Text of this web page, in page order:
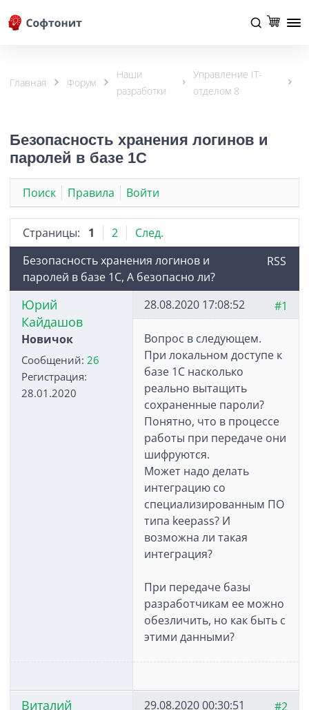
Главная Форум
Наши
разработки
Управление IT-
отделом 8
Безопасность хранения логинов и
паролей в базе 1С
Поиск Правила Войти
Страницы: 1 2
След.
RSS
Безопасность хранения логинов и
паролей в базе 1С, А безопасно ли?
Юрий
Кайдашов
Новичок
Сообщений: 26
Регистрация:
28.01.2020
#1
28.08.2020 17:08:52
Вопрос в следующем.
При локальном доступе к
базе 1С насколько
реально вытащить
сохраненные пароли?
Понятно, что в процессе
работы при передаче они
шифруются.
Может надо делать
интеграцию со
специализированным ПО
типа keepass? И
возможна ли такая
интеграция?
При передаче базы
разработчикам ее можно
обезличить, но как быть с
этими данными?
Виталий
#2
29.08.2020 00:30:51